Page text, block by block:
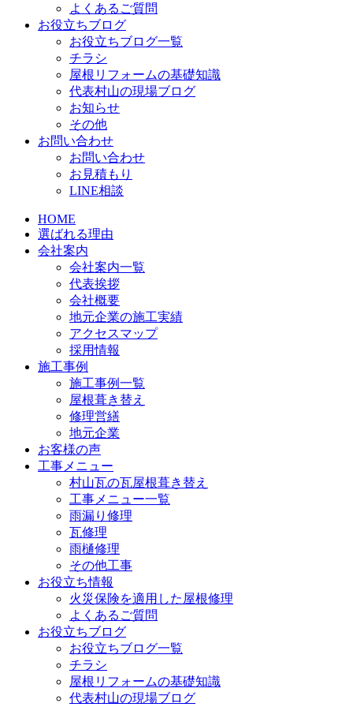
よくあるご質問
お役立ちブログ
お役立ちブログ一覧
チラシ
屋根リフォームの基礎知識
代表村山の現場ブログ
お知らせ
その他
お問い合わせ
お問い合わせ
お見積もり
LINE相談
HOME
選ばれる理由
会社案内
会社案内一覧
代表挨拶
会社概要
地元企業の施工実績
アクセスマップ
採用情報
施工事例
施工事例一覧
屋根葺き替え
修理営繕
地元企業
お客様の声
工事メニュー
村山瓦の瓦屋根葺き替え
工事メニュー一覧
雨漏り修理
瓦修理
雨樋修理
その他工事
お役立ち情報
火災保険を適用した屋根修理
よくあるご質問
お役立ちブログ
お役立ちブログ一覧
チラシ
屋根リフォームの基礎知識
代表村山の現場ブログ